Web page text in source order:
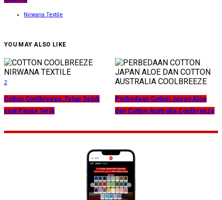
Nirwana Textile
YOU MAY ALSO LIKE
2
Cotton Coolbreeze, Tetap Sejuk
saat Panas Terik
Perbedaan Cotton Japan Aloe
dan Cotton Australia Coolbreeze